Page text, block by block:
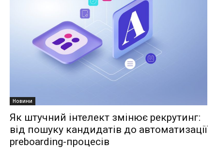
Новини
Як штучний інтелект змінює рекрутинг:
від пошуку кандидатів до автоматизації
preboarding-процесів